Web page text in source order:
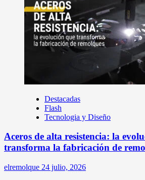
Destacadas
Flash
Tecnologia y Diseño
Aceros de alta resistencia: la
transforma la fabricación de
elremolque 24 julio, 2026